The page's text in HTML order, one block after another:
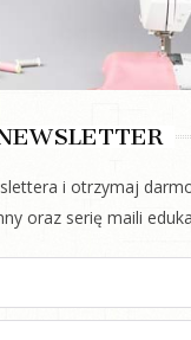
i otrzymaj
oraz serię maili